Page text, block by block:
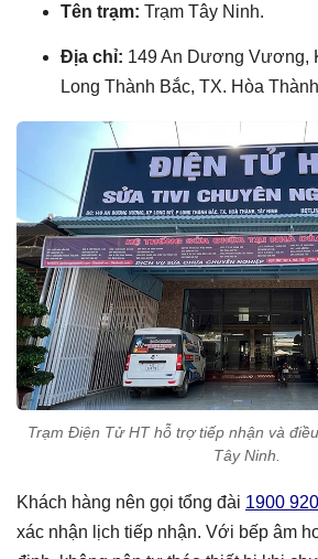
Tên trạm: Trạm Tây Ninh.
Địa chỉ: 149 An Dương Vương,
Long Thành Bắc, TX. Hòa
Trạm Điện Tử HT hỗ trợ tiếp nhận và
Tây Ninh.
Khách hàng nên gọi tổng đài 1900
xác nhận lịch tiếp nhận. Với bếp âm